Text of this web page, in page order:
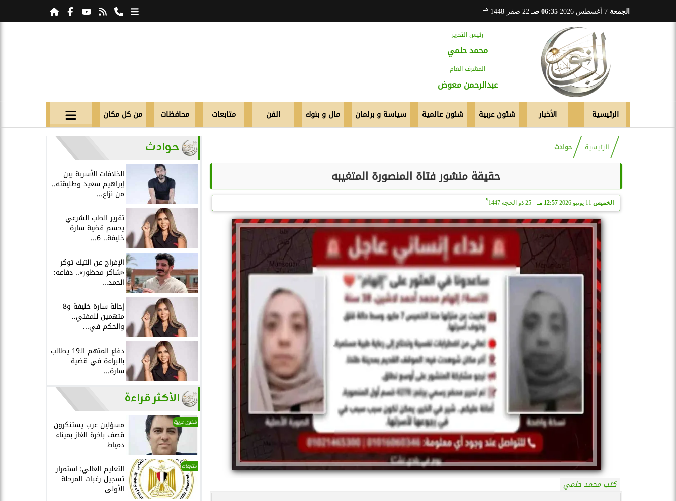
الجمعة 06:35 صـ 22 صفر 1448 هـ
رئيس التحرير
محمد حلمي
المشرف العام
عبدالرحمن معوض
الرئيسية الأخبار شئون عربية شئون عالمية سياسة و برلمان مال و بنوك الفن متابعات محافظات من كل مكان
الرئيسية حوادث
حقيقة منشور فتاة المنصورة المتغيبه
الخميس 12:57 مـ 25 ذو الحجة 1447
هـ
كتب محمد حلمي
حوادث
الخلافات الأسرية بين
إبراهيم سعيد وطليقته..
من نزاع...
تقرير الطب الشرعي
يحسم قضية سارة
خليفة.. 6...
الإفراج عن التيك توكر
«شاكر محظور».. دفاعه:
الحمد...
إحالة سارة خليفة و8
متهمين للمفتي..
والحكم في...
دفاع المتهم الـ19 يطالب
بالبراءة في قضية
سارة...
الأكثر قراءة
شئون عربية مسؤلين عرب يستنكرون
قصف باخرة الغاز بميناء
دمياط
متابعات التعليم العالي: استمرار
تسجيل رغبات المرحلة
الأولى